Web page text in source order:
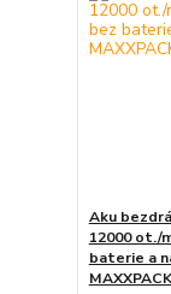
Aku
12000 ot./
baterie a